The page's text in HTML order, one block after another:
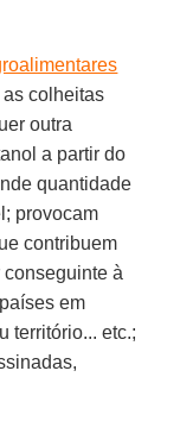
colheitas
outra
a partir do
quantidade
provocam
contribuem
à
em
território... etc.;